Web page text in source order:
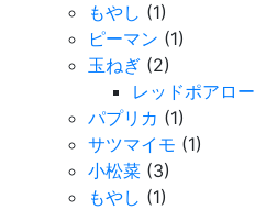
もやし (1)
ピーマン (1)
玉ねぎ (2)
レッドポアロー
パプリカ (1)
サツマイモ (1)
小松菜 (3)
もやし (1)